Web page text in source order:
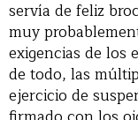
servía de feliz
muy
exigencias de los
de todo, las
ejercicio de